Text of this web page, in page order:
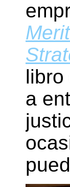
libro
a